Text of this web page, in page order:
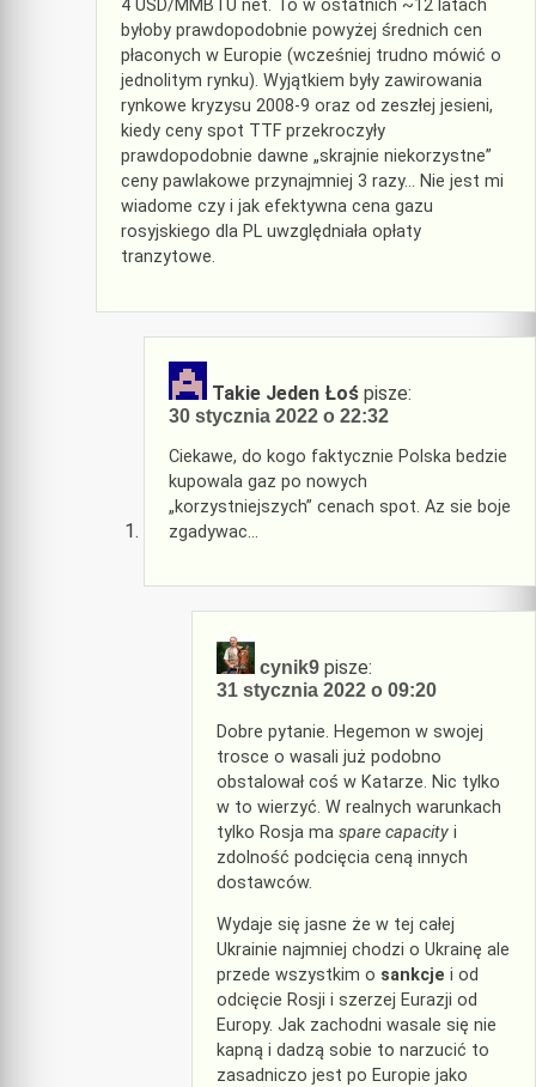
4 USD/MMBTU net. To w ostatnich ~12 latach
byłoby prawdopodobnie powyżej średnich cen
płaconych w Europie (wcześniej trudno mówić o
jednolitym rynku). Wyjątkiem były zawirowania
rynkowe kryzysu 2008-9 oraz od zeszłej jesieni,
kiedy ceny spot TTF przekroczyły
prawdopodobnie dawne „skrajnie niekorzystne”
ceny pawlakowe przynajmniej 3 razy… Nie jest mi
wiadome czy i jak efektywna cena gazu
rosyjskiego dla PL uwzględniała opłaty
tranzytowe.
Takie Jeden Łoś pisze:
30 stycznia 2022 o 22:32
Ciekawe, do kogo faktycznie Polska bedzie
kupowala gaz po nowych
„korzystniejszych” cenach spot. Az sie boje
zgadywac…
cynik9 pisze:
31 stycznia 2022 o 09:20
Dobre pytanie. Hegemon w swojej
trosce o wasali już podobno
obstalował coś w Katarze. Nic tylko
w to wierzyć. W realnych warunkach
tylko Rosja ma spare capacity i
zdolność podcięcia ceną innych
dostawców.
Wydaje się jasne że w tej całej
Ukrainie najmniej chodzi o Ukrainę ale
przede wszystkim o sankcje i od
odcięcie Rosji i szerzej Eurazji od
Europy. Jak zachodni wasale się nie
kapną i dadzą sobie to narzucić to
zasadniczo jest po Europie jako